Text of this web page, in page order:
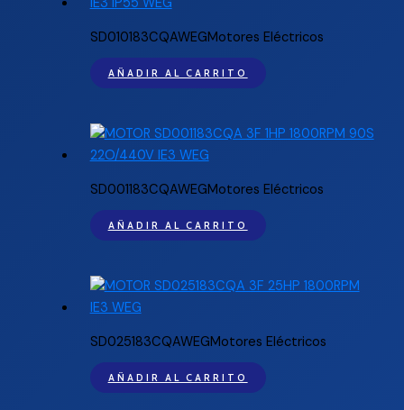
SD010183CQAWEGMotores Eléctricos
AÑADIR AL CARRITO
SD001183CQAWEGMotores Eléctricos
AÑADIR AL CARRITO
SD025183CQAWEGMotores Eléctricos
AÑADIR AL CARRITO